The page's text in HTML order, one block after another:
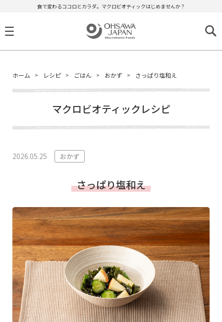
食で変わるココロとカラダ。マクロビオティックはじめませんか？
ホーム レシピ ごはん おかず さっぱり塩和え
マクロビオティックレシピ
2026.05.25 おかず
さっぱり塩和え